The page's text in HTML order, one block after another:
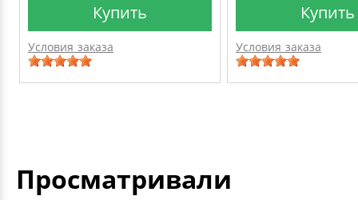
Купить
Условия заказа
Купить
Условия заказа
Просматривали